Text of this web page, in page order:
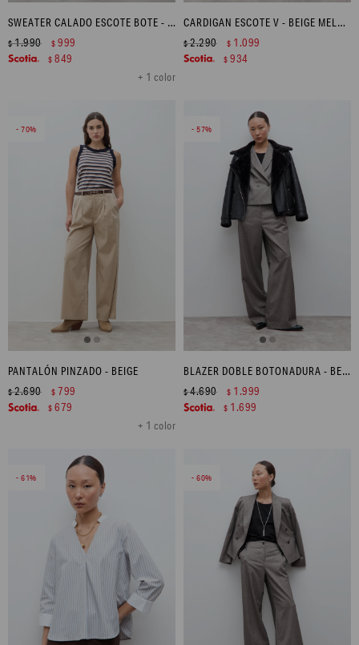
SWEATER CALADO ESCOTE BOTE - BEIGE
+ 1 color
$1.990 $ 999
$ 849
CARDIGAN ESCOTE V - BEIGE MELANGE
$2.290 $ 1.099
$ 934
70
PANTALÓN PINZADO - BEIGE
+ 1 color
$2.690 $ 799
$ 679
57
BLAZER DOBLE BOTONADURA - BEIGE MELANGE
$4.690 $ 1.999
$ 1.699
61 60